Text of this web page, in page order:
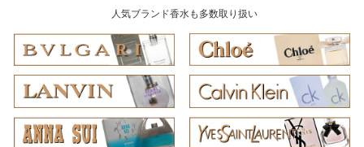
人気ブランド香水も多数取り扱い